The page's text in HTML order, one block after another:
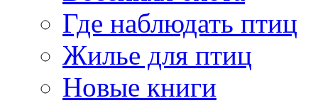
Где наблюдать птиц
Жилье для птиц
Новые книги